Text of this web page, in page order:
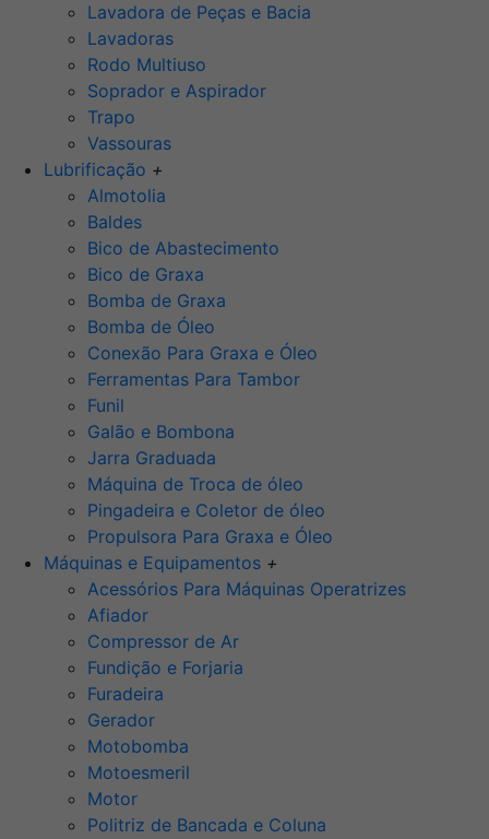
Lavadora de Peças e Bacia
Lavadoras
Rodo Multiuso
Soprador e Aspirador
Trapo
Vassouras
Lubrificação +
Almotolia
Baldes
Bico de Abastecimento
Bico de Graxa
Bomba de Graxa
Bomba de Óleo
Conexão Para Graxa e Óleo
Ferramentas Para Tambor
Funil
Galão e Bombona
Jarra Graduada
Máquina de Troca de óleo
Pingadeira e Coletor de óleo
Propulsora Para Graxa e Óleo
Máquinas e Equipamentos +
Acessórios Para Máquinas Operatrizes
Afiador
Compressor de Ar
Fundição e Forjaria
Furadeira
Gerador
Motobomba
Motoesmeril
Motor
Politriz de Bancada e Coluna